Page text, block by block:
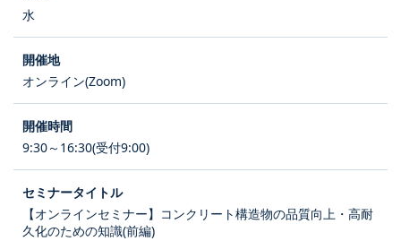
水
オンライン(Zoom)
9:30～16:30(受付9:00)
【オンラインセミナー】コンクリート構造物の品質向上・高耐
久化のための知識(前編)